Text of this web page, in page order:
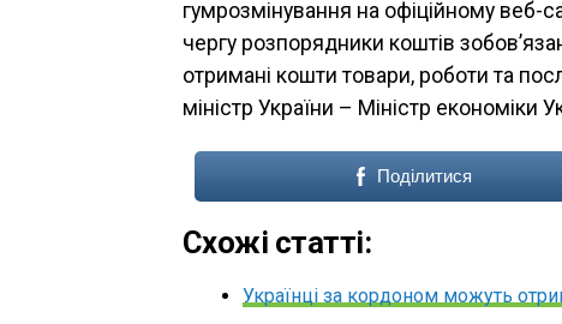
гумрозмінування на офіційному веб-
чергу розпорядники коштів
отримані кошти товари, роботи та
міністр України – Міністр економіки
Поділитися
Схожі статті:
Українці за кордоном можуть